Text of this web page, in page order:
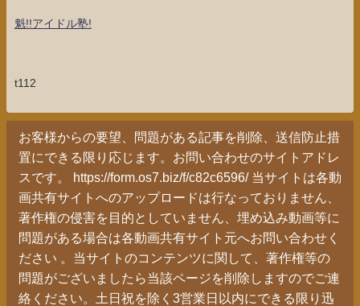
魁!!アイドル塾!
t112
お客様からの要望、問題がある記事を削除、送信防止措
置にできる限り応じます。お問い合わせのサイトアドレ
スです。 https://form.os7.biz/f/c82c6596/ 当サイトは各動
画共有サイトへのアップロードは行なっておりません、
著作権の侵害を目的としていません、埋め込み動画等に
問題がある場合は各動画共有サイト元へお問い合わせく
ださい 。当サイトのコンテンツに関して、著作権等の
問題がございましたら当該ページを削除しますのでご連
絡ください。土日祝を除く3営業日以内にできる限り迅